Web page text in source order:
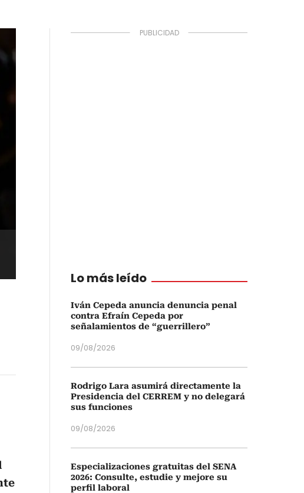
Lo más leído
Iván Cepeda anuncia denuncia penal
contra Efraín Cepeda por
señalamientos de “guerrillero”
09/08/2026
Rodrigo Lara asumirá directamente la
Presidencia del CERREM y no delegará
sus funciones
09/08/2026
Especializaciones gratuitas del SENA
2026: Consulte, estudie y mejore su
perfil laboral